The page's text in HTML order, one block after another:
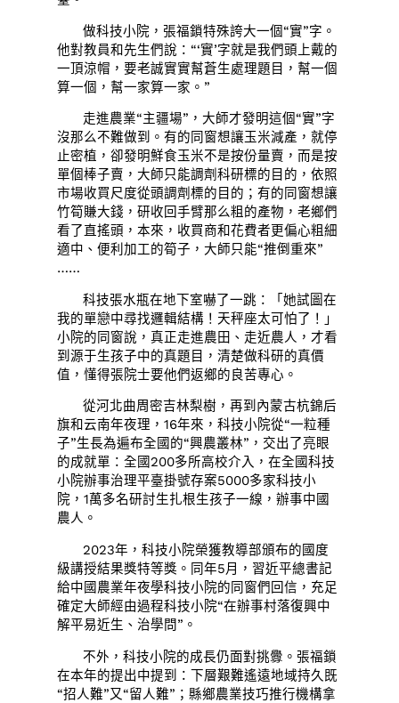
做科技小院，張福鎖特殊誇大一個“實”字。
他對教員和先生們說：“‘實’字就是我們頭上戴的
一頂涼帽，要老誠實實幫蒼生處理題目，幫一個
算一個，幫一家算一家。”
走進農業“主疆場”，大師才發明這個“實”字
沒那么不難做到。有的同窗想讓玉米減產，就停
止密植，卻發明鮮食玉米不是按份量賣，而是按
單個棒子賣，大師只能調劑科研標的目的，依照
市場收買尺度從頭調劑標的目的；有的同窗想讓
竹筍賺大錢，研收回手臂那么粗的產物，老鄉們
看了直搖頭，本來，收買商和花費者更偏心粗細
適中、便利加工的筍子，大師只能“推倒重來”
……
科技張水瓶在地下室嚇了一跳：「她試圖在
我的單戀中尋找邏輯結構！天秤座太可怕了！」
小院的同窗說，真正走進農田、走近農人，才看
到源于生孩子中的真題目，清楚做科研的真價
值，懂得張院士要他們返鄉的良苦專心。
從河北曲周密吉林梨樹，再到內蒙古杭錦后
旗和云南年夜理，16年來，科技小院從“一粒種
子”生長為遍布全國的“興農叢林”，交出了亮眼
的成就單：全國200多所高校介入，在全國科技
小院辦事治理平臺掛號存案5000多家科技小
院，1萬多名研討生扎根生孩子一線，辦事中國
農人。
2023年，科技小院榮獲教導部頒布的國度
級講授結果獎特等獎。同年5月，習近平總書記
給中國農業年夜學科技小院的同窗們回信，充足
確定大師經由過程科技小院“在辦事村落復興中
解平易近生、治學問”。
不外，科技小院的成長仍面對挑釁。張福鎖
在本年的提出中提到：下層艱難遙遠地域持久既
“招人難”又“留人難”；縣鄉農業技巧推行機構拿